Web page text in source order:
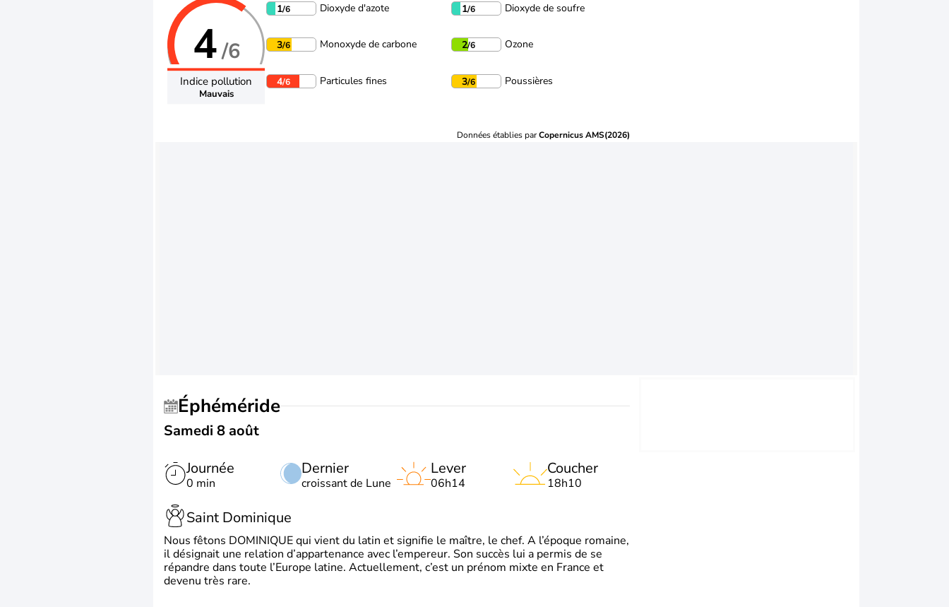
4/6
Indice pollution
Mauvais
1/6 Dioxyde d'azote 1/6 Dioxyde de soufre
3/6 Monoxyde de carbone 2/6 Ozone
4/6 Particules fines 3/6 Poussières
Données établies parCopernicus AMS(2026)
Éphéméride
Samedi 8 août
Journée
0 min
Dernier
croissant de Lune
Lever
06h14
Coucher
18h10
Saint Dominique
Nous fêtons DOMINIQUE qui vient du latin et signifie le maître, le chef. A l’époque romaine,
il désignait une relation d’appartenance avec l’empereur. Son succès lui a permis de se
répandre dans toute l’Europe latine. Actuellement, c’est un prénom mixte en France et
devenu très rare.